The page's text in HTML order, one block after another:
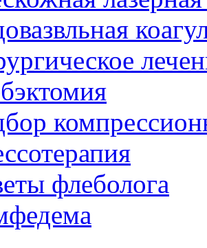
флеболога